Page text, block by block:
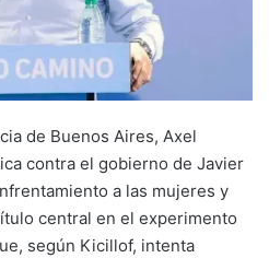
de Buenos Aires, Axel
contra el gobierno de Javier
a las mujeres y
central en el experimento
según Kicillof, intenta